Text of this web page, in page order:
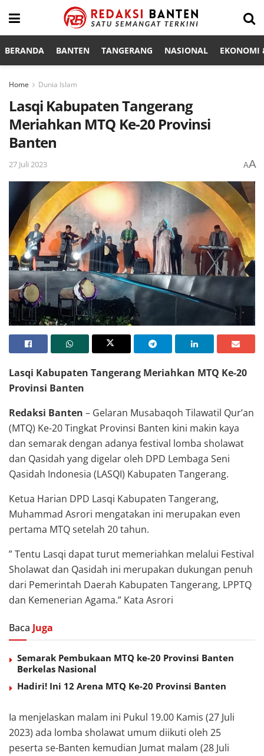
BERANDA BANTEN TANGERANG NASIONAL EKONOMI
Home Dunia Islam
Lasqi Kabupaten Tangerang
Meriahkan MTQ Ke-20 Provinsi
Banten
27 Juli 2023 AA
Lasqi Kabupaten Tangerang Meriahkan MTQ Ke-20
Provinsi Banten
Redaksi Banten – Gelaran Musabaqoh Tilawatil Qur’an
(MTQ) Ke-20 Tingkat Provinsi Banten kini makin kaya
dan semarak dengan adanya festival lomba sholawat
dan Qasidah yang digelar oleh DPD Lembaga Seni
Qasidah Indonesia (LASQI) Kabupaten Tangerang.
Ketua Harian DPD Lasqi Kabupaten Tangerang,
Muhammad Asrori mengatakan ini merupakan even
pertama MTQ setelah 20 tahun.
” Tentu Lasqi dapat turut memeriahkan melalui Festival
Sholawat dan Qasidah ini merupakan dukungan penuh
dari Pemerintah Daerah Kabupaten Tangerang, LPPTQ
dan Kemenerian Agama.” Kata Asrori
Baca Juga
Semarak Pembukaan MTQ ke-20 Provinsi Banten
Berkelas Nasional
Hadiri! Ini 12 Arena MTQ Ke-20 Provinsi Banten
Ia menjelaskan malam ini Pukul 19.00 Kamis (27 Juli
2023) ada lomba sholawat umum diikuti oleh 25
peserta se-Banten kemudian Jumat malam (28 Juli